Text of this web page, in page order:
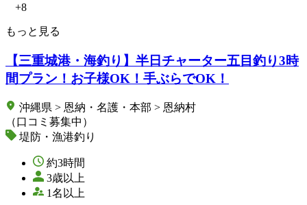
+8
もっと見る
【三重城港・海釣り】半日チャーター五目釣り3時
間プラン！お子様OK！手ぶらでOK！
沖縄県 > 恩納・名護・本部 > 恩納村
（口コミ募集中）
堤防・漁港釣り
約3時間
3歳以上
1名以上